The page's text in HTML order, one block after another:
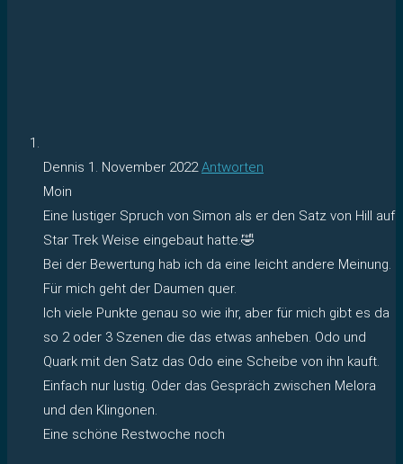
Dennis 1. November 2022 Antworten
Moin
Eine lustiger Spruch von Simon als er den Satz von Hill auf
Star Trek Weise eingebaut hatte.🤣
Bei der Bewertung hab ich da eine leicht andere Meinung.
Für mich geht der Daumen quer.
Ich viele Punkte genau so wie ihr, aber für mich gibt es da
so 2 oder 3 Szenen die das etwas anheben. Odo und
Quark mit den Satz das Odo eine Scheibe von ihn kauft.
Einfach nur lustig. Oder das Gespräch zwischen Melora
und den Klingonen.
Eine schöne Restwoche noch